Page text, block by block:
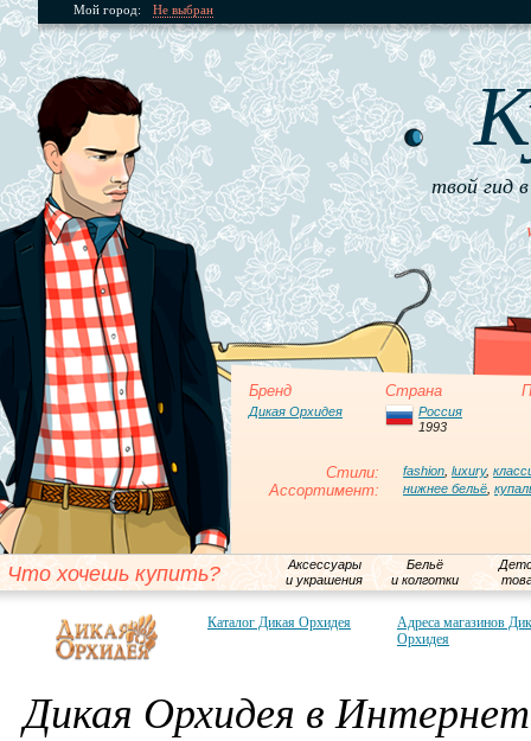
Мой город: Не выбран
твой гид
Бренд Страна
Дикая Орхидея
Россия
1993
Стили: fashion luxury,
Ассортимент: нижнее бельё
Что хочешь купить?
Аксессуары
и украшения
Бельё
и колготки
Каталог Дикая Орхидея
Адреса магазинов
Орхидея
Дикая Орхидея в